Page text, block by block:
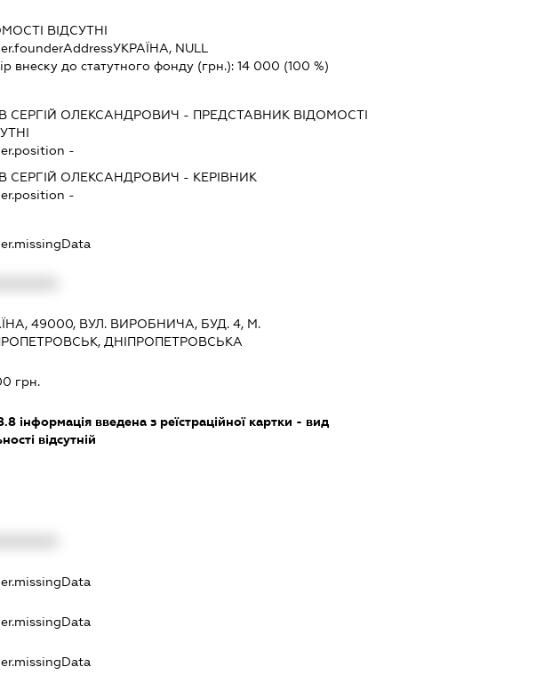
ВІДСУТНІ
УКРАЇНА, NULL
внеску до статутного фонду (грн.):14 000 (100 %)
СЕРГІЙ ОЛЕКСАНДРОВИЧ - ПРЕДСТАВНИК ВІДОМОСТІ
-
СЕРГІЙ ОЛЕКСАНДРОВИЧ - КЕРІВНИК
-
49000, ВУЛ. ВИРОБНИЧА, БУД. 4, М.
ДНІПРОПЕТРОВСЬКА
грн.
інформація введена з реїстраційної картки - вид
відсутній